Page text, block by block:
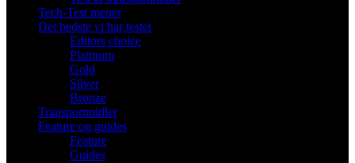
Tech-Test mener
Det bedste vi har testet
Editors choice
Platinum
Gold
Silver
Bronze
Transportmidler
Feature og guides
Feature
Guides